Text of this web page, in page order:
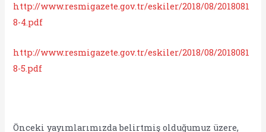
http://www.resmigazete.gov.tr/eskiler/2018/08/2018081
8-4.pdf
http://www.resmigazete.gov.tr/eskiler/2018/08/2018081
8-5.pdf
Önceki yayımlarımızda belirtmiş olduğumuz üzere,